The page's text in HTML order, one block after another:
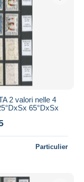
2 valori nelle 4
65°DxSx
Particulier